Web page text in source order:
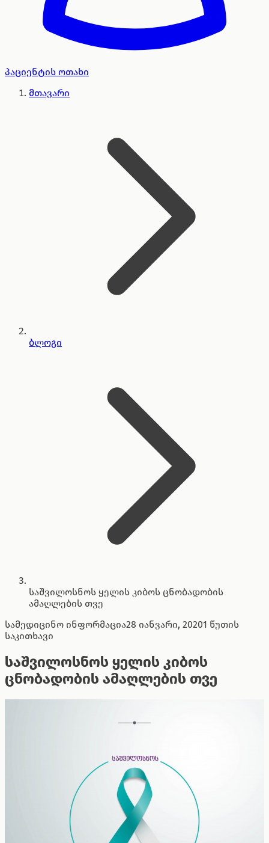
პაციენტის ოთახი
მთავარი
ბლოგი
საშვილოსნოს ყელის კიბოს ცნობადობის
ამაღლების თვე
სამედიცინო ინფორმაცია28 იანვარი, 20201 წუთის
საკითხავი
საშვილოსნოს ყელის კიბოს
ცნობადობის ამაღლების თვე